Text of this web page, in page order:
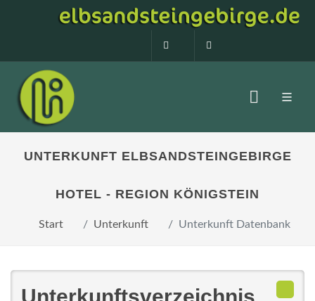
0160 99873408
UNTERKUNFT ELBSANDSTEINGEBIRGE
HOTEL - REGION KÖNIGSTEIN
Start Unterkunft Unterkunft Datenbank